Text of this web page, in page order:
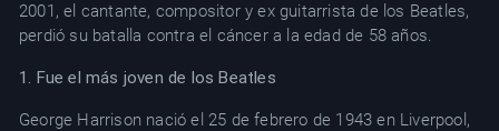
2001, el cantante, compositor y ex guitarrista de los Beatles,
perdió su batalla contra el cáncer a la edad de 58 años.
1. Fue el más joven de los Beatles
George Harrison nació el 25 de febrero de 1943 en Liverpool,